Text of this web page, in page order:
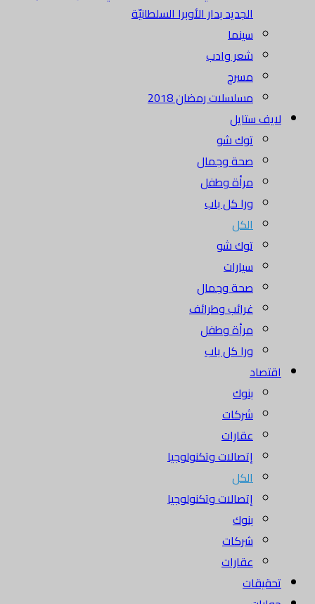
الجديد بدار الأوبرا السلطانيّة
سينما
شعر وادب
مسرح
مسلسلات رمضان 2018
لايف ستايل
توك شو
صحة وجمال
مرأة وطفل
ورا كل باب
الكل
توك شو
سيارات
صحة وجمال
غرائب وطرائف
مرأة وطفل
ورا كل باب
اقتصاد
بنوك
شركات
عقارات
إتصالات وتكنولوجيا
الكل
إتصالات وتكنولوجيا
بنوك
شركات
عقارات
تحقيقات